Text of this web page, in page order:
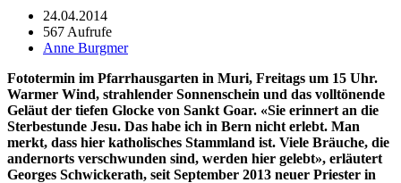
24.04.2014
567 Aufrufe
Anne Burgmer
Fototer­min im Pfar­rhaus­garten in Muri, Fre­itags um 15 Uhr.
Warmer Wind, strahlen­der Son­nen­schein und das volltö­nende
Geläut der tiefen Glocke von Sankt Goar. «Sie erin­nert an die
Sterbestunde Jesu. Das habe ich in Bern nicht erlebt. Man
merkt, dass hier katholis­ches Stamm­land ist. Viele Bräuche, die
ander­norts ver­schwun­den sind, wer­den hier gelebt», erläutert
Georges Schwick­erath, seit Sep­tem­ber 2013 neuer Priester in